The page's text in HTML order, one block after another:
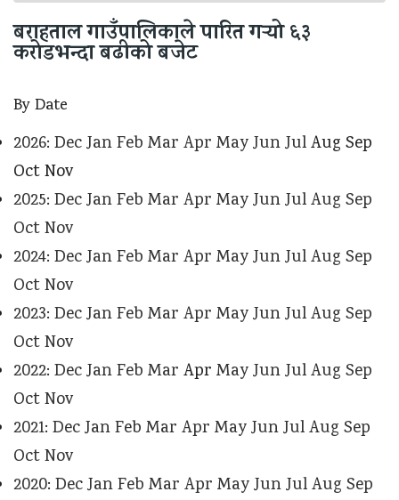
बराहताल गाउँपालिकाले पारित गर्‍यो ६३
करोडभन्दा बढीको बजेट
By Date
2026: DecJanFeb Mar Apr MayJunJulAug Sep
OctNov
2025: DecJanFeb Mar Apr MayJunJulAug Sep
OctNov
2024: DecJanFeb Mar Apr MayJunJulAug Sep
OctNov
2023: DecJanFeb Mar Apr MayJunJulAug Sep
OctNov
2022: DecJanFeb Mar Apr MayJunJulAug Sep
OctNov
2021: DecJanFeb Mar Apr MayJunJulAug Sep
OctNov
2020: DecJanFeb Mar Apr MayJunJulAug Sep